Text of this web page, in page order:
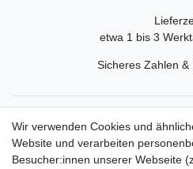
etwa 1 bis 3
Sicheres Zahlen &
Wir verwenden Cookies und
Website und verarbeiten
Besucher:innen unserer Webseite